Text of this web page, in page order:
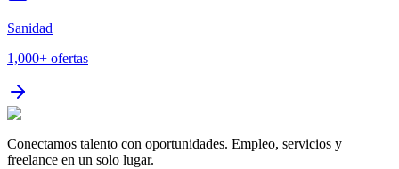
Sanidad
1,000+ ofertas
Conectamos talento con oportunidades. Empleo, servicios y
freelance en un solo lugar.